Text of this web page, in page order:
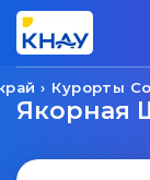
Курорты
Якорная